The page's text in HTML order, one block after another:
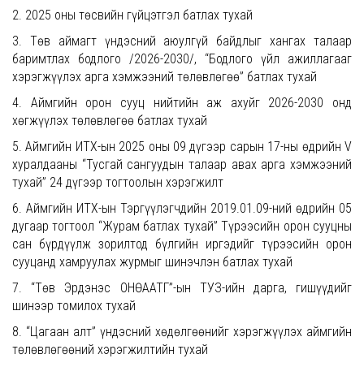
2. 2025 оны төсвийн гүйцэтгэл батлах тухай
3. Төв аймагт үндэсний аюулгүй байдлыг хангах талаар
баримтлах бодлого /2026-2030/, “Бодлого үйл ажиллагааг
хэрэгжүүлэх арга хэмжээний төлөвлөгөө” батлах тухай
4. Аймгийн орон сууц нийтийн аж ахуйг 2026-2030 онд
хөгжүүлэх төлөвлөгөө батлах тухай
5. Аймгийн ИТХ-ын 2025 оны 09 дүгээр сарын 17-ны өдрийн V
хуралдааны “Тусгай сангуудын талаар авах арга хэмжээний
тухай” 24 дүгээр тогтоолын хэрэгжилт
6. Аймгийн ИТХ-ын Тэргүүлэгчдийн 2019.01.09-ний өдрийн 05
дугаар тогтоол “Журам батлах тухай” Түрээсийн орон сууцны
сан бүрдүүлж зорилтод бүлгийн иргэдийг түрээсийн орон
сууцанд хамруулах журмыг шинэчлэн батлах тухай
7. “Төв Эрдэнэс ОНӨААТҮГ”-ын ТУЗ-ийн дарга, гишүүдийг
шинээр томилох тухай
8. “Цагаан алт” үндэсний хөдөлгөөнийг хэрэгжүүлэх аймгийн
төлөвлөгөөний хэрэгжилтийн тухай